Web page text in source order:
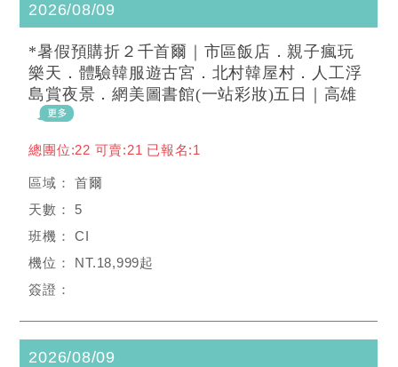
2026/08/09
*暑假預購折２千首爾｜市區飯店．親子瘋玩
樂天．體驗韓服遊古宮．北村韓屋村．人工浮
島賞夜景．網美圖書館(一站彩妝)五日｜高雄
總團位:22 可賣:21 已報名:1
首爾
5
CI
NT.18,999起
2026/08/09